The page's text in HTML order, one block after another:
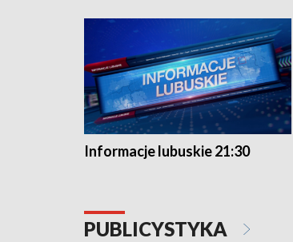
Informacje lubuskie 21:30
PUBLICYSTYKA